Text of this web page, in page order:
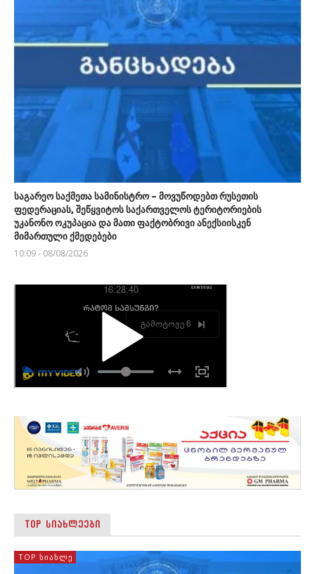
საგარეო საქმეთა სამინისტრო – მოვუწოდებთ რუსეთის
ფედერაციას, შეწყვიტოს საქართველოს ტერიტორიების
უკანონო ოკუპაცია და მათი ფაქტობრივი ანექსიისკენ
მიმართული ქმედებები
10:09 - 08/08/2026
TOP ᲡᲘᲐᲮᲚᲔᲔᲑᲘ
TOP ᲡᲘᲐᲮᲚᲔ